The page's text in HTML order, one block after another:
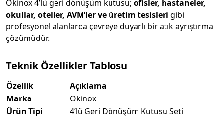
Okinox 4’lü geri dönüşüm kutusu; ofisler, hastaneler,
okullar, oteller, AVM’ler ve üretim tesisleri gibi
profesyonel alanlarda çevreye duyarlı bir atık ayrıştırma
çözümüdür.
Teknik Özellikler Tablosu
Özellik
Açıklama
Marka
Okinox
Ürün Tipi
4’lü Geri Dönüşüm Kutusu Seti